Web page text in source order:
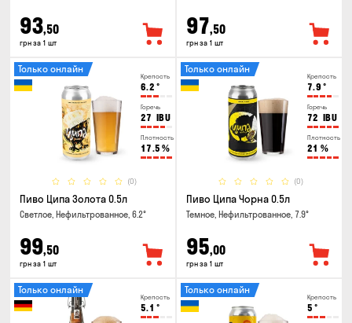
93,50
грн за 1 шт
97,50
грн за 1 шт
Крепость
6.2 °
Горечь
27 IBU
Плотность
17.5 %
(0)
Только онлайн
Пиво Ципа Золота 0.5л
Светлое, Нефильтрованное, 6.2°
99,50
грн за 1 шт
Крепость
7.9 °
Горечь
72 IBU
Плотность
21 %
(0)
Только онлайн
Пиво Ципа Чорна 0.5л
Темное, Нефильтрованное, 7.9°
95,00
грн за 1 шт
Крепость
5.1 °
Только онлайн
Крепость
5 °
Только онлайн